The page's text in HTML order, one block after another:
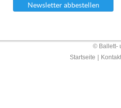
Newsletter abbestellen
© Ballett-
Startseite
Kontakt